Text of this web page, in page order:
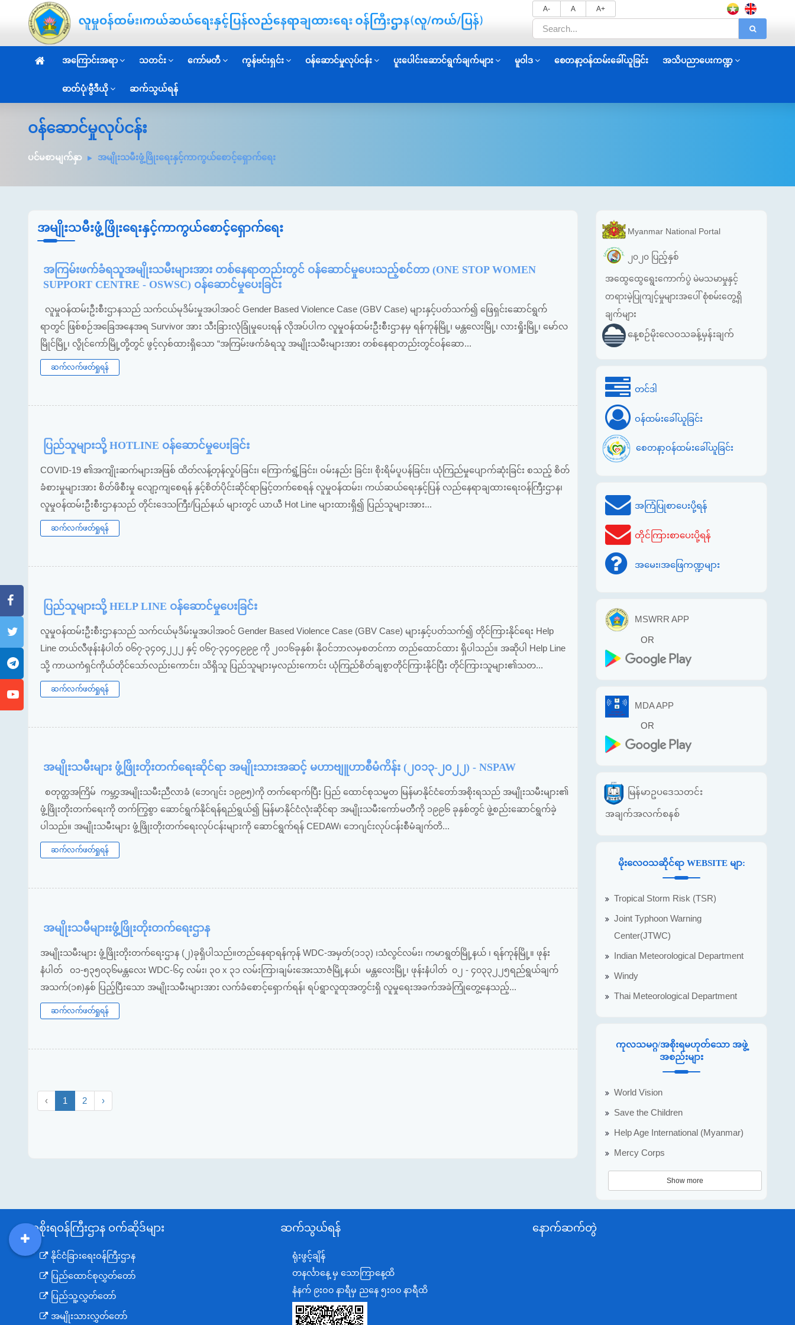
A- A A+
အကြောင်းအရာ သတင်း ကော်မတီ ကွန်ဗင်းရှင်း ဝန်ဆောင်မှုလုပ်ငန်း ပူးပေါင်းဆောင်ရွက်ချက်များ မူဝါဒ စေတနာ့ဝန်ထမ်းခေါ်ယူခြင်း အသိပညာပေးကဏ္ဍ
ဓာတ်ပုံ/ဗွီဒီယို ဆက်သွယ်ရန်
ဝန်ဆောင်မှုလုပ်ငန်း
ပင်မစာမျက်နှာ အမျိုးသမီးဖွံ့ဖြိုးရေးနှင့်ကာကွယ်စောင့်ရှောက်ရေး
အမျိုးသမီးဖွံ့ဖြိုးရေးနှင့်ကာကွယ်စောင့်ရှောက်ရေး
အကြမ်းဖက်ခံရသူအမျိုးသမီးများအား တစ်နေရာတည်းတွင် ဝန်ဆောင်မှုပေးသည့်စင်တာ (ONE STOP WOMEN
SUPPORT CENTRE - OSWSC) ဝန်ဆောင်မှုပေးခြင်း
လူမှုဝန်ထမ်းဦးစီးဌာနသည် သက်ငယ်မုဒိမ်းမှုအပါအဝင် Gender Based Violence Case (GBV Case) များနှင့်ပတ်သက်၍ ဖြေရှင်းဆောင်ရွက်
ရာတွင် ဖြစ်စဉ်အခြေအနေအရ Survivor အား သီးခြားလုံခြုံမှုပေးရန် လိုအပ်ပါက လူမှုဝန်ထမ်းဦးစီးဌာနမှ ရန်ကုန်မြို့၊ မန္တလေးမြို့၊ လားရှိုးမြို့၊ မော်လ
မြိုင်မြို့၊ လွိုင်ကော်မြို့တို့တွင် ဖွင့်လှစ်ထားရှိသော “အကြမ်းဖက်ခံရသူ အမျိုးသမီးများအား တစ်နေရာတည်းတွင်ဝန်ဆော...
ဆက်လက်ဖတ်ရှုရန်
ပြည်သူများသို့ HOTLINE ဝန်ဆောင်မှုပေးခြင်း
COVID-19 ၏အကျိုးဆက်များအဖြစ် ထိတ်လန့်တုန်လှုပ်ခြင်း၊ ကြောက်ရွံ့ခြင်း၊ ဝမ်းနည်း ခြင်း၊ စိုးရိမ်ပူပန်ခြင်း၊ ယုံကြည်မှုပျောက်ဆုံးခြင်း စသည့် စိတ်
ခံစားမှုများအား စိတ်ဖိစီးမှု လျော့ကျစေရန် နှင့်စိတ်ပိုင်းဆိုင်ရာမြင့်တက်စေရန် လူမှုဝန်ထမ်း၊ ကယ်ဆယ်ရေးနှင့်ပြန် လည်နေရာချထားရေးဝန်ကြီးဌာန၊
လူမှုဝန်ထမ်းဦးစီးဌာနသည် တိုင်းဒေသကြီး/ပြည်နယ် များတွင် ယာယီ Hot Line များထားရှိ၍ ပြည်သူများအား...
ဆက်လက်ဖတ်ရှုရန်
ပြည်သူများသို့ HELP LINE ဝန်ဆောင်မှုပေးခြင်း
လူမှုဝန်ထမ်းဦးစီးဌာနသည် သက်ငယ်မုဒိမ်းမှုအပါအဝင် Gender Based Violence Case (GBV Case) များနှင့်ပတ်သက်၍ တိုင်ကြားနိုင်ရေး Help
Line တယ်လီဖုန်းနံပါတ် ၀၆၇-၃၄၀၄၂၂၂ နှင့် ၀၆၇-၃၄၀၄၉၉၉ ကို ၂၀၁၆ခုနှစ်၊ နိုဝင်ဘာလမှစတင်ကာ တည်ထောင်ထား ရှိပါသည်။ အဆိုပါ Help Line
သို့ ကာယကံရှင်ကိုယ်တိုင်သော်လည်းကောင်း၊ သိရှိသူ ပြည်သူများမှလည်းကောင်း ယုံကြည်စိတ်ချစွာတိုင်ကြားနိုင်ပြီး တိုင်ကြားသူများ၏သတ...
ဆက်လက်ဖတ်ရှုရန်
အမျိုးသမီးများ ဖွံ့ဖြိုးတိုးတက်ရေးဆိုင်ရာ အမျိုးသားအဆင့် မဟာဗျူဟာစီမံကိန်း (၂၀၁၃-၂၀၂၂) - NSPAW
စတုတ္ထအကြိမ် ကမ္ဘာ့အမျိုးသမီးညီလာခံ (ဘေဂျင်း ၁၉၉၅)ကို တက်ရောက်ပြီး ပြည် ထောင်စုသမ္မတ မြန်မာနိုင်ငံတော်အစိုးရသည် အမျိုးသမီးများ၏
ဖွံ့ဖြိုးတိုးတက်‌ရေးကို တက်ကြွစွာ ဆောင်ရွက်နိုင်ရန်ရည်ရွယ်၍ မြန်မာနိုင်ငံလုံးဆိုင်ရာ အမျိုးသမီးကော်မတီကို ၁၉၉၆ ခုနှစ်တွင် ဖွဲ့စည်းဆောင်ရွက်ခဲ့
ပါသည်။ အမျိုးသမီးများ ဖွံ့ဖြိုးတိုးတက်ရေးလုပ်ငန်းများကို ဆောင်ရွက်ရန် CEDAW၊ ဘေဂျင်းလုပ်ငန်းစီမံချက်တိ...
ဆက်လက်ဖတ်ရှုရန်
အမျိုးသမီများးဖွံ့ဖြိုးတိုးတက်ရေးဌာန
အမျိုးသမီးများ ဖွံ့ဖြိုးတိုးတက်ရေးဌာန (၂)ခုရှိပါသည်။တည်နေရာရန်ကုန် WDC-အမှတ်(၁၁၃) ၊သံလွင်လမ်း၊ ကမာရွတ်မြို့နယ် ၊ ရန်ကုန်မြို့။ ဖုန်း
နံပါတ် ၀၁-၅၃၅၀၃၆မန္တလေး WDC-၆၄ လမ်း၊ ၃၀ x ၃၁ လမ်းကြာ၊ချမ်းအေးသာဇံမြို့နယ်၊ မန္တလေးမြို့၊ ဖုန်းနံပါတ် ၀၂ - ၄၀၃၃၂၂၅ရည်ရွယ်ချက်
အသက်(၁၈)နှစ် ပြည့်ပြီးသော အမျိုးသမီးများအား လက်ခံစောင့်ရှောက်ရန်၊ ရပ်ရွာလူထုအတွင်းရှိ လူမှုရေးအခက်အခဲကြုံတွေ့နေသည့်...
ဆက်လက်ဖတ်ရှုရန်
‹ 1 2 ›
Myanmar National Portal
၂၀၂၀ ပြည့်နှစ်
အထွေထွေရွေးကောက်ပွဲ မဲမသမာမှုနှင့်
တရားမဲ့ပြုကျင့်မှုများအပေါ် စုံစမ်းတွေ့ရှိ
ချက်များ
နေ့စဉ်မိုးလေဝသခန့်မှန်းချက်
တင်ဒါ
ဝန်ထမ်းခေါ်ယူခြင်း
စေတနာ့ဝန်ထမ်းခေါ်ယူခြင်း
အကြံပြုစာပေးပို့ရန်
တိုင်ကြားစာပေးပို့ရန်
အမေး၊အဖြေကဏ္ဍများ
MSWRR APP
OR
MDA APP
OR
မြန်မာဥပဒေသတင်း
အချက်အလက်စနစ်
မိုးလေဝသဆိုင်ရာ WEBSITE မျာ:
Tropical Storm Risk (TSR)
Joint Typhoon Warning
Center(JTWC)
Indian Meteorological Department
Windy
Thai Meteorological Department
ကုလသမဂ္ဂ/အစိုးရမဟုတ်သော အဖွဲ့
အစည်းများ
World Vision
Save the Children
Help Age International (Myanmar)
Mercy Corps
Show more
အစိုးရဝန်ကြီးဌာန ဝက်ဆိုဒ်များ
နိုင်ငံခြားရေးဝန်ကြီးဌာန
ပြည်ထောင်စုလွှတ်တော်
ပြည်သူ့လွှတ်တော်
အမျိုးသားလွှတ်တော်
ဆက်သွယ်ရန်
ရုံးဖွင့်ချိန်
တနင်္လာနေ့ မှ သောကြာနေ့ထိ
နံနက် ၉းဝ၀ နာရီမှ ညနေ ၅းဝ၀ နာရီထိ
နောက်ဆက်တွဲ
DDM